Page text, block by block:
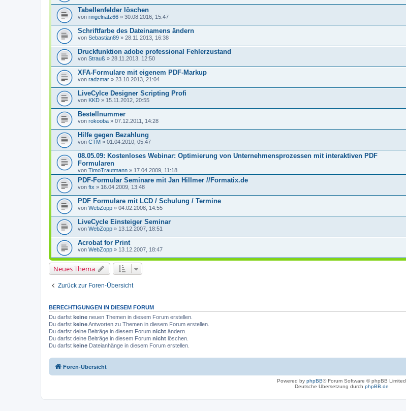
Tabellenfelder löschen
von ringelnatz66 » 30.08.2016, 15:47
Schriftfarbe des Dateinamens ändern
von Sebastian89 » 28.11.2013, 16:38
Druckfunktion adobe professional Fehlerzustand
von Strauß » 28.11.2013, 12:50
XFA-Formulare mit eigenem PDF-Markup
von radzmar » 23.10.2013, 21:04
LiveCylce Designer Scripting Profi
von KKD » 15.11.2012, 20:55
Bestellnummer
von rokooba » 07.12.2011, 14:28
Hilfe gegen Bezahlung
von CTM » 01.04.2010, 05:47
08.05.09: Kostenloses Webinar: Optimierung von Unternehmensprozessen mit interaktiven PDF
Formularen
von TimoTrautmann » 17.04.2009, 11:18
PDF-Formular Seminare mit Jan Hillmer //Formatix.de
von ftx » 16.04.2009, 13:48
PDF Formulare mit LCD / Schulung / Termine
von WebZopp » 04.02.2008, 14:55
LiveCycle Einsteiger Seminar
von WebZopp » 13.12.2007, 18:51
Acrobat for Print
von WebZopp » 13.12.2007, 18:47
Neues Thema
Zurück zur Foren-Übersicht
BERECHTIGUNGEN IN DIESEM FORUM
Du darfst keine neuen Themen in diesem Forum erstellen.
Du darfst keineAntworten zu Themen in diesem Forum erstellen.
Du darfst deine Beiträge in diesem Forum nicht ändern.
Du darfst deine Beiträge in diesem Forum nicht löschen.
Du darfst keine Dateianhänge in diesem Forum erstellen.
Foren-Übersicht
Powered by phpBB® Forum Software © phpBB Limited
Deutsche Übersetzung durch phpBB.de